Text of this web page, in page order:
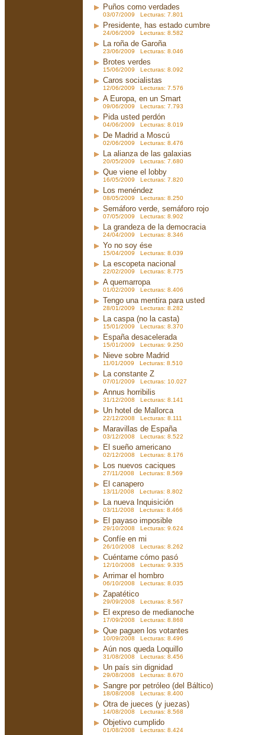
Puños como verdades
03/07/2009 Lecturas: 7.801
Presidente, has estado cumbre
24/06/2009 Lecturas: 8.582
La roña de Garoña
23/06/2009 Lecturas: 8.046
Brotes verdes
15/06/2009 Lecturas: 8.092
Caros socialistas
12/06/2009 Lecturas: 7.576
A Europa, en un Smart
09/06/2009 Lecturas: 7.793
Pida usted perdón
04/06/2009 Lecturas: 8.019
De Madrid a Moscú
02/06/2009 Lecturas: 8.476
La alianza de las galaxias
20/05/2009 Lecturas: 7.680
Que viene el lobby
16/05/2009 Lecturas: 7.820
Los menéndez
08/05/2009 Lecturas: 8.250
Semáforo verde, semáforo rojo
07/05/2009 Lecturas: 8.902
La grandeza de la democracia
24/04/2009 Lecturas: 8.346
Yo no soy ése
15/04/2009 Lecturas: 8.039
La escopeta nacional
22/02/2009 Lecturas: 8.775
A quemarropa
01/02/2009 Lecturas: 8.406
Tengo una mentira para usted
28/01/2009 Lecturas: 8.282
La caspa (no la casta)
15/01/2009 Lecturas: 8.370
España desacelerada
15/01/2009 Lecturas: 9.250
Nieve sobre Madrid
11/01/2009 Lecturas: 8.510
La constante Z
07/01/2009 Lecturas: 10.027
Annus horribilis
31/12/2008 Lecturas: 8.141
Un hotel de Mallorca
22/12/2008 Lecturas: 8.111
Maravillas de España
03/12/2008 Lecturas: 8.522
El sueño americano
02/12/2008 Lecturas: 8.176
Los nuevos caciques
27/11/2008 Lecturas: 8.569
El canapero
13/11/2008 Lecturas: 8.802
La nueva Inquisición
03/11/2008 Lecturas: 8.466
El payaso imposible
29/10/2008 Lecturas: 9.624
Confíe en mi
26/10/2008 Lecturas: 8.262
Cuéntame cómo pasó
12/10/2008 Lecturas: 9.335
Arrimar el hombro
06/10/2008 Lecturas: 8.035
Zapatético
29/09/2008 Lecturas: 8.567
El expreso de medianoche
17/09/2008 Lecturas: 8.868
Que paguen los votantes
10/09/2008 Lecturas: 8.496
Aún nos queda Loquillo
31/08/2008 Lecturas: 8.456
Un país sin dignidad
29/08/2008 Lecturas: 8.670
Sangre por petróleo (del Báltico)
18/08/2008 Lecturas: 8.400
Otra de jueces (y juezas)
14/08/2008 Lecturas: 8.568
Objetivo cumplido
01/08/2008 Lecturas: 8.424